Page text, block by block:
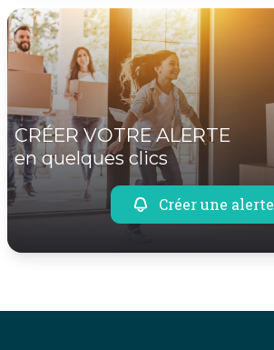
CRÉER VOTRE ALERTE
en quelques clics
Créer une alerte